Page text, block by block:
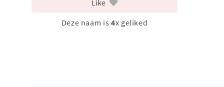
Like
Deze naam is 4x geliked